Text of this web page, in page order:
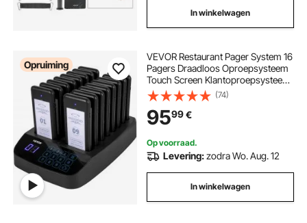
In winkelwagen
Opruiming
VEVOR Restaurant Pager System 16
Pagers Draadloos Oproepsysteem
Touch Screen Klantoproepsysteem
500 M Gastoproepsysteem
Trillingen/Flits/Zoemer
Wachtrijoproepsysteem voor
Restaurants/Foodtrucks/Kerken
(74)
9599€
Op voorraad.
Levering:zodra Wo. Aug. 12
In winkelwagen